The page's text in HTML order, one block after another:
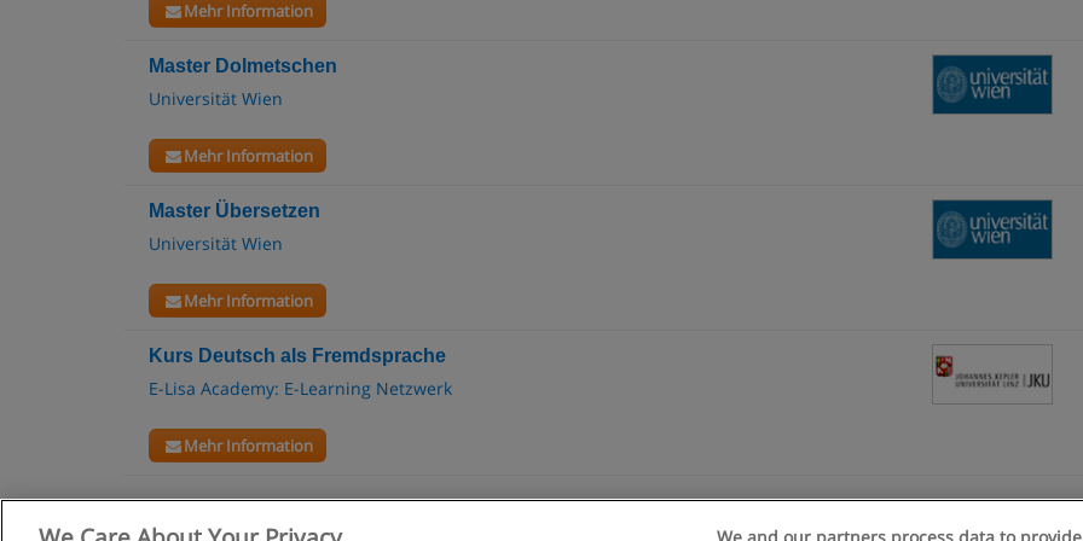
Mehr Information
Master Dolmetschen
Universität Wien
Mehr Information
Master Übersetzen
Universität Wien
Mehr Information
Kurs Deutsch als Fremdsprache
E-Lisa Academy: E-Learning Netzwerk
Mehr Information